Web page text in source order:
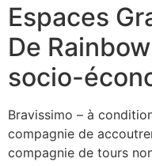
Espaces
De
socio-
Bravissimo – à
compagnie de
compagnie de tours